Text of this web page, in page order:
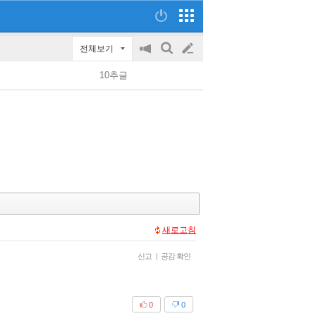
전체보기
공
on/off
검
글
쓰
10추글
새로고침
신고 | 공감 확인
0
0